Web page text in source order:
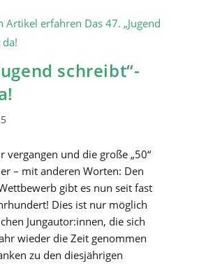
schreibt“-
vergangen und die große „50“
– mit anderen Worten: Den
gibt es nun seit fast
Dies ist nur möglich
Jungautor:innen, die sich
wieder die Zeit genommen
zu den diesjährigen